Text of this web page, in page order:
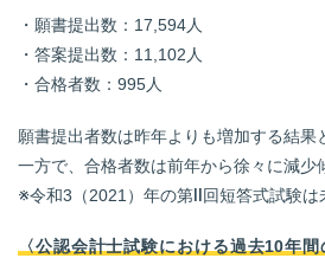
・願書提出数：17,594人
・答案提出数：11,102人
・合格者数：995人
願書提出者数は昨年よりも増加する結果
一方で、合格者数は前年から徐々に減少
※令和3（2021）年の第Ⅱ回短答式試験は
〈公認会計士試験における過去10年